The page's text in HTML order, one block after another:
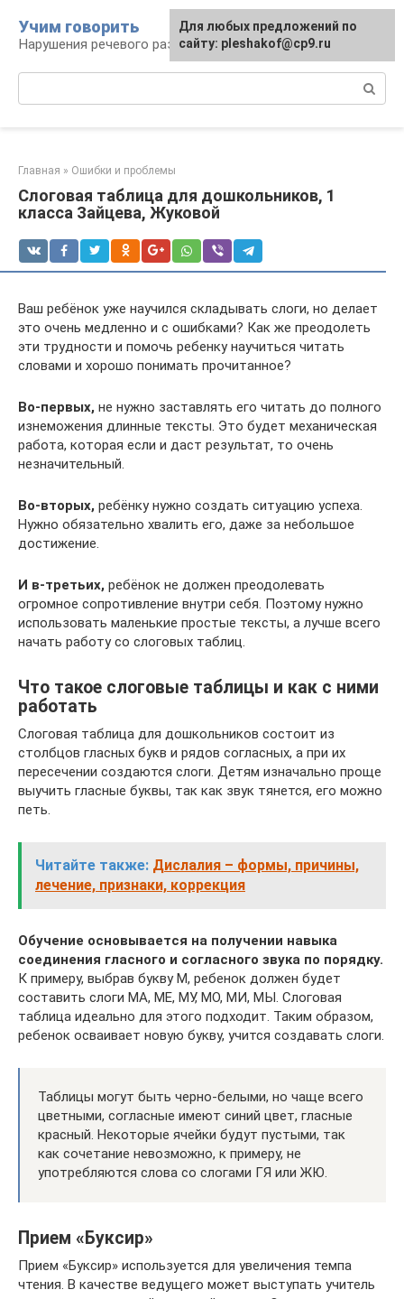
контенту
Учим говорить
Нарушения речевого развития
Главная » Ошибки и проблемы
Слоговая таблица для дошкольников, 1
класса Зайцева, Жуковой
Ваш ребёнок уже научился складывать слоги, но делает
это очень медленно и с ошибками? Как же преодолеть
эти трудности и помочь ребенку научиться читать
словами и хорошо понимать прочитанное?
Во-первых, не нужно заставлять его читать до полного
изнеможения длинные тексты. Это будет механическая
работа, которая если и даст результат, то очень
незначительный.
Во-вторых, ребёнку нужно создать ситуацию успеха.
Нужно обязательно хвалить его, даже за небольшое
достижение.
И в-третьих, ребёнок не должен преодолевать
огромное сопротивление внутри себя. Поэтому нужно
использовать маленькие простые тексты, а лучше всего
начать работу со слоговых таблиц.
Что такое слоговые таблицы и как с ними
работать
Слоговая таблица для дошкольников состоит из
столбцов гласных букв и рядов согласных, а при их
пересечении создаются слоги. Детям изначально проще
выучить гласные буквы, так как звук тянется, его можно
петь.
Читайте также: Дислалия – формы, причины,
лечение, признаки, коррекция
Обучение основывается на получении навыка
соединения гласного и согласного звука по порядку.
К примеру, выбрав букву М, ребенок должен будет
составить слоги МА, МЕ, МУ, МО, МИ, МЫ. Слоговая
таблица идеально для этого подходит. Таким образом,
ребенок осваивает новую букву, учится создавать слоги.
Таблицы могут быть черно-белыми, но чаще всего
цветными, согласные имеют синий цвет, гласные
красный. Некоторые ячейки будут пустыми, так
как сочетание невозможно, к примеру, не
употребляются слова со слогами ГЯ или ЖЮ.
Прием «Буксир»
Прием «Буксир» используется для увеличения темпа
чтения. В качестве ведущего может выступать учитель
Для любых предложений по
сайту: pleshakof@cp9.ru